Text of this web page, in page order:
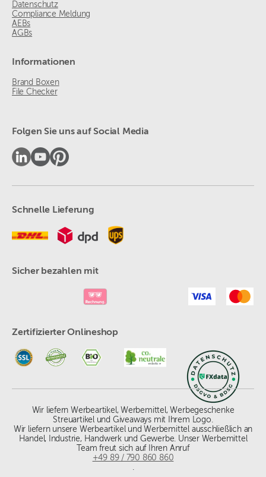
Datenschutz
Compliance Meldung
AEBs
AGBs
Informationen
Brand Boxen
File Checker
Folgen Sie uns auf Social Media
Schnelle Lieferung
Sicher bezahlen mit
Zertifizierter Onlineshop
Wir liefern Werbeartikel, Werbemittel, Werbegeschenke
Streuartikel und Giveaways mit Ihrem Logo.
Wir liefern unsere Werbeartikel und Werbemittel ausschließlich an
Handel, Industrie, Handwerk und Gewerbe. Unser Werbemittel
Team freut sich auf Ihren Anruf
+49 89 / 790 860 860
.